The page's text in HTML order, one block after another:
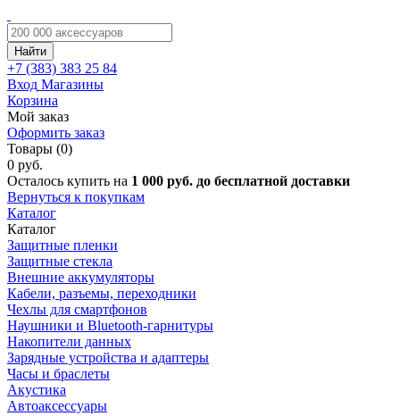
Найти
+7 (383) 383 25 84
Вход Магазины
Корзина
Мой заказ
Оформить заказ
Товары (0)
0 руб.
Осталось купить на 1 000 руб. до бесплатной доставки
Вернуться к покупкам
Каталог
Каталог
Защитные пленки
Защитные стекла
Внешние аккумуляторы
Кабели, разъемы, переходники
Чехлы для смартфонов
Наушники и Bluetooth-гарнитуры
Накопители данных
Зарядные устройства и адаптеры
Часы и браслеты
Акустика
Автоаксессуары